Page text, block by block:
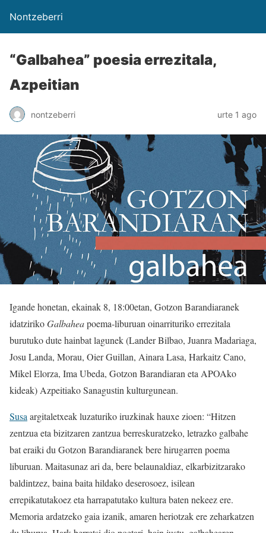
Nontzeberri
“Galbahea” poesia errezitala,
Azpeitian
nontzeberri urte 1 ago
Igande honetan, ekainak 8, 18:00etan, Gotzon Barandiaranek
idatzirikoGalbaheapoema-liburuan oinarrituriko errezitala
burutuko dute hainbat lagunek (Lander Bilbao, Juanra Madariaga,
Josu Landa, Morau, Oier Guillan, Ainara Lasa, Harkaitz Cano,
Mikel Elorza, Ima Ubeda, Gotzon Barandiaran eta APOAko
kideak) Azpeitiako Sanagustin kulturgunean.
Susaargitaletxeak luzaturiko iruzkinak hauxe zioen: “Hitzen
zentzua eta bizitzaren zantzua berreskuratzeko, letrazko galbahe
bat eraiki du Gotzon Barandiaranek bere hirugarren poema
liburuan. Maitasunaz ari da, bere belaunaldiaz, elkarbizitzarako
baldintzez, baina baita hildako deserosoez, isilean
errepikatutakoez eta harrapatutako kultura baten nekeez ere.
Memoria ardatzeko gaia izanik, amaren heriotzak ere zeharkatzen